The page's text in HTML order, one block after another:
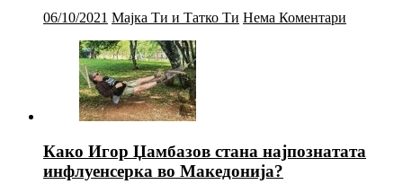
06/10/2021 Мајка Ти и Татко Ти Нема Коментари
Како Игор Џамбазов стана најпознатата
инфлуенсерка во Македонија?